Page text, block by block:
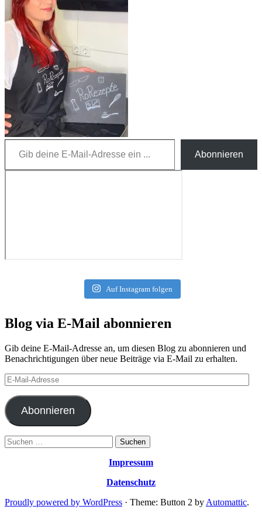
Gib deine E-Mail-Adresse ein ...
Abonnieren
Auf Instagram folgen
Blog via E-Mail abonnieren
Gib deine E-Mail-Adresse an, um diesen Blog zu abonnieren und
Benachrichtigungen über neue Beiträge via E-Mail zu erhalten.
E-
Mail-
Adresse
Abonnieren
Suchen
nach:
Impressum
Datenschutz
Proudly powered by WordPress · Theme: Button 2 by Automattic.